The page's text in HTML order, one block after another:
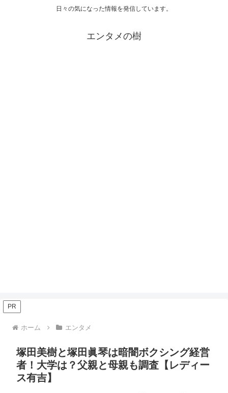
日々の気になった情報を発信しています。
エンタメの樹
PR
ホーム エンタメ
塚田美樹と塚田眞琴は暗闇ボクシング経営
者！大学は？父親と母親も調査【レディー
ス有吉】